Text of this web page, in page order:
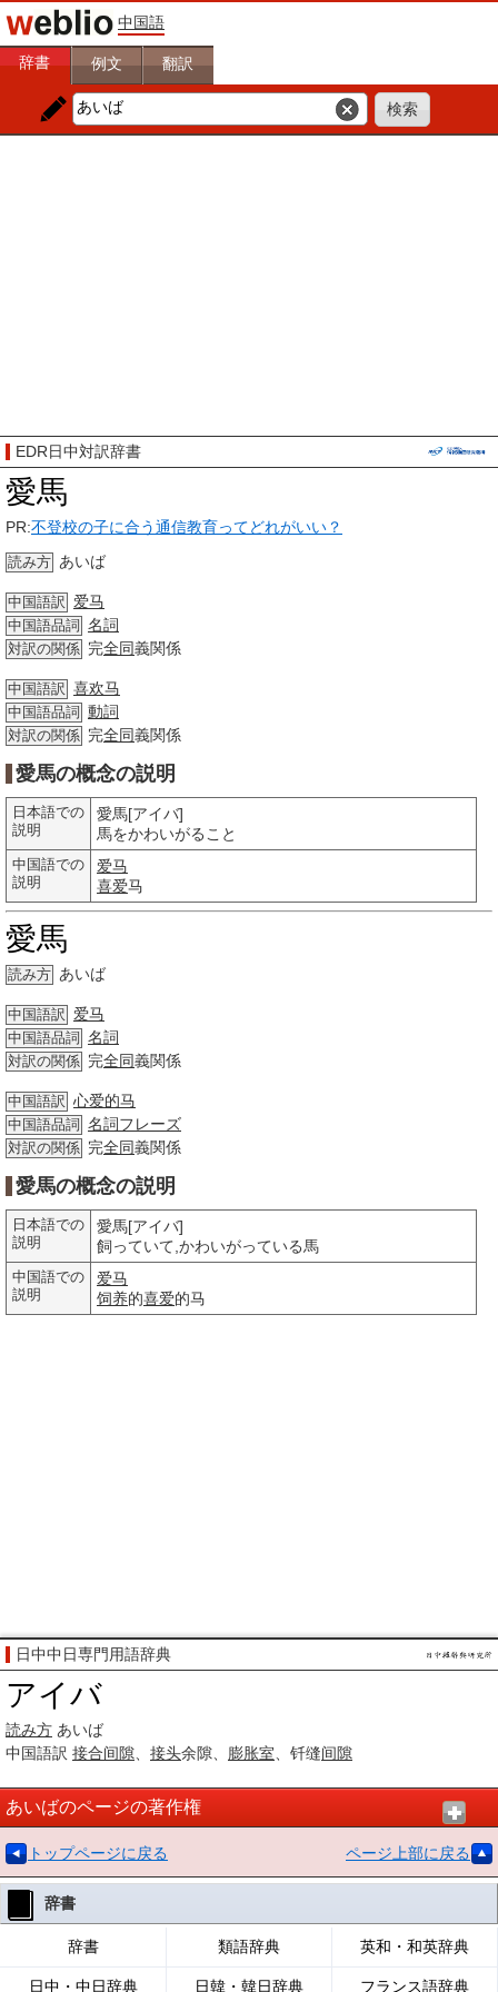
中国語
辞書 例文 翻訳
EDR日中対訳辞書
愛馬
PR:不登校の子に合う通信教育ってどれがいい？
読み方 あいば
中国語訳 爱马
中国語品詞 名詞
対訳の関係 完全同義関係
中国語訳 喜欢马
中国語品詞 動詞
対訳の関係 完全同義関係
愛馬の概念の説明
日本語での
説明
愛馬[アイバ]
馬をかわいがること
中国語での
説明
爱马
喜爱马
愛馬
読み方 あいば
中国語訳 爱马
中国語品詞 名詞
対訳の関係 完全同義関係
中国語訳 心爱的马
中国語品詞 名詞フレーズ
対訳の関係 完全同義関係
愛馬の概念の説明
日本語での
説明
愛馬[アイバ]
飼っていて,かわいがっている馬
中国語での
説明
爱马
饲养的喜爱的马
日中中日専門用語辞典
アイバ
読み方 あいば
中国語訳 接合间隙 接头余隙、 膨胀室 、钎缝间隙
あいばのページの著作権
トップページに戻る ページ上部に戻る
辞書
辞書 類語辞典 英和・和英辞典
日中・中日辞典 日韓・韓日辞典 フランス語辞典